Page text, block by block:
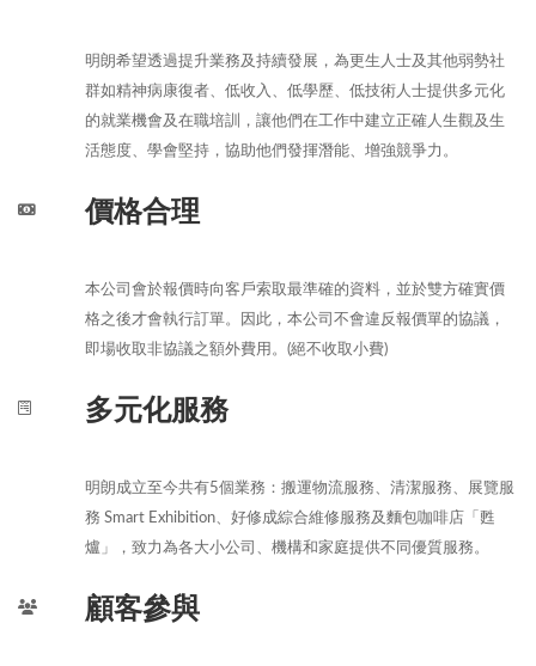
明朗希望透過提升業務及持續發展，為更生人士及其他弱勢社
群如精神病康復者、低收入、低學歷、低技術人士提供多元化
的就業機會及在職培訓，讓他們在工作中建立正確人生觀及生
活態度、學會堅持，協助他們發揮潛能、增強競爭力。
價格合理
本公司會於報價時向客戶索取最準確的資料，並於雙方確實價
格之後才會執行訂單。因此，本公司不會違反報價單的協議，
即場收取非協議之額外費用。(絕不收取小費)
多元化服務
明朗成立至今共有5個業務：搬運物流服務、清潔服務、展覽服
務 Smart Exhibition、好修成綜合維修服務及麵包咖啡店「甦
爐」，致力為各大小公司、機構和家庭提供不同優質服務。
顧客參與